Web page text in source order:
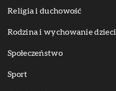
Religia i duchowość
Rodzina i wychowanie dzieci
Społeczeństwo
Sport